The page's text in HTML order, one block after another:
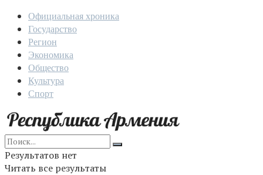
Официальная хроника
Государство
Регион
Экономика
Общество
Культура
Спорт
Результатов нет
Читать все результаты